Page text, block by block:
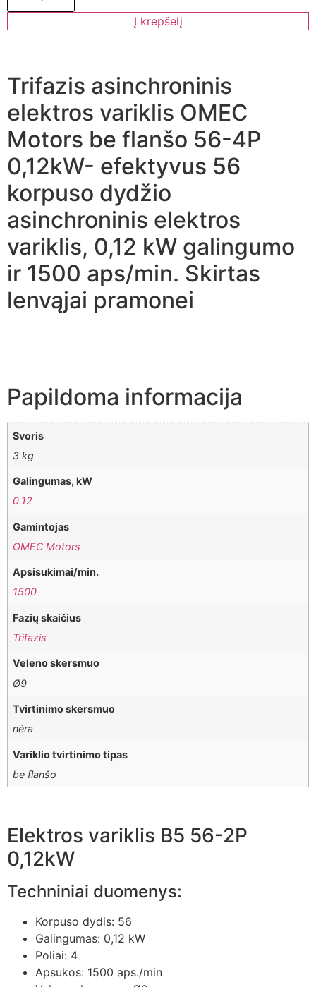
Į krepšelį
Trifazis asinchroninis
elektros variklis OMEC
Motors be flanšo 56-4P
0,12kW- efektyvus 56
korpuso dydžio
asinchroninis elektros
variklis, 0,12 kW galingumo
ir 1500 aps/min. Skirtas
lenvąjai pramonei
Papildoma informacija
Svoris
3 kg
Galingumas, kW
0.12
Gamintojas
OMEC Motors
Apsisukimai/min.
1500
Fazių skaičius
Trifazis
Veleno skersmuo
Ø9
Tvirtinimo skersmuo
nėra
Variklio tvirtinimo tipas
be flanšo
Elektros variklis B5 56-2P
0,12kW
Techniniai duomenys:
Korpuso dydis: 56
Galingumas: 0,12 kW
Poliai: 4
Apsukos: 1500 aps./min